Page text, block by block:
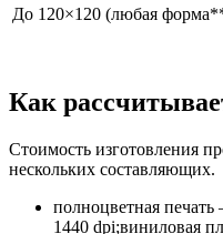
До 120×120 (любая
Как
Стоимость изготовления
нескольких составляющих.
полноцветная
1440 dpi;виниловая